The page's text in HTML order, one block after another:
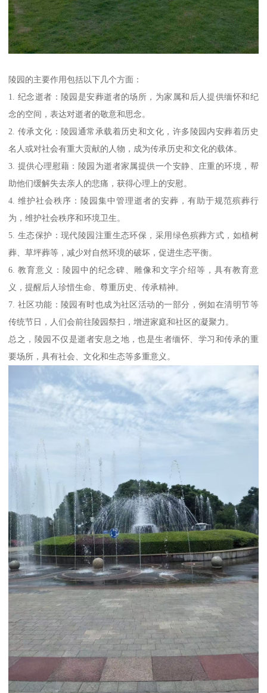
陵园的主要作用包括以下几个方面：
1. 纪念逝者：陵园是安葬逝者的场所，为家属和后人提供缅怀和纪
念的空间，表达对逝者的敬意和思念。
2. 传承文化：陵园通常承载着历史和文化，许多陵园内安葬着历史
名人或对社会有重大贡献的人物，成为传承历史和文化的载体。
3. 提供心理慰藉：陵园为逝者家属提供一个安静、庄重的环境，帮
助他们缓解失去亲人的悲痛，获得心理上的安慰。
4. 维护社会秩序：陵园集中管理逝者的安葬，有助于规范殡葬行
为，维护社会秩序和环境卫生。
5. 生态保护：现代陵园注重生态环保，采用绿色殡葬方式，如植树
葬、草坪葬等，减少对自然环境的破坏，促进生态平衡。
6. 教育意义：陵园中的纪念碑、雕像和文字介绍等，具有教育意
义，提醒后人珍惜生命、尊重历史、传承精神。
7. 社区功能：陵园有时也成为社区活动的一部分，例如在清明节等
传统节日，人们会前往陵园祭扫，增进家庭和社区的凝聚力。
总之，陵园不仅是逝者安息之地，也是生者缅怀、学习和传承的重
要场所，具有社会、文化和生态等多重意义。